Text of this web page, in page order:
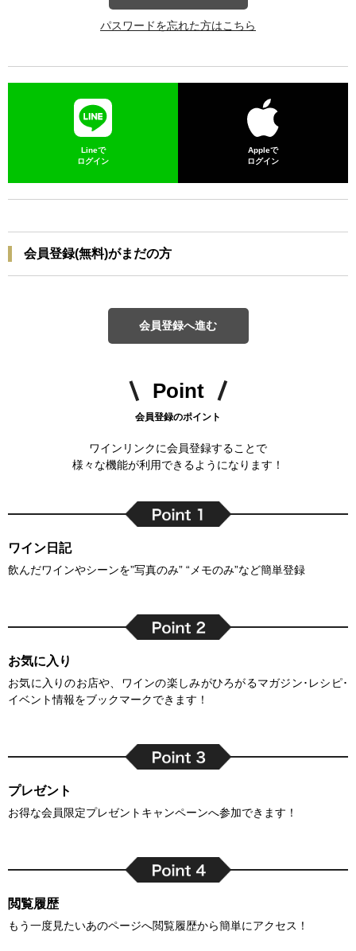
パスワードを忘れた方はこちら
Lineで
ログイン
Appleで
ログイン
会員登録(無料)がまだの方
会員登録へ進む
Point
会員登録のポイント
ワインリンクに会員登録することで
様々な機能が利用できるようになります！
ワイン日記
飲んだワインやシーンを”写真のみ” “メモのみ”など簡単登録
お気に入り
お気に入りのお店や、ワインの楽しみがひろがるマガジン･レシピ･
イベント情報をブックマークできます！
プレゼント
お得な会員限定プレゼントキャンペーンへ参加できます！
閲覧履歴
もう一度見たいあのページへ閲覧履歴から簡単にアクセス！